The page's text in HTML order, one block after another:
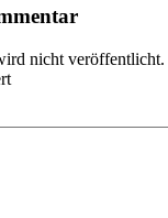
nicht veröffentlicht.